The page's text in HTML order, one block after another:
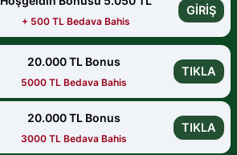
+ 500 TL Bedava Bahis
GİRİŞ
20.000 TL Bonus
5000 TL Bedava Bahis
TIKLA
20.000 TL Bonus
3000 TL Bedava Bahis
TIKLA